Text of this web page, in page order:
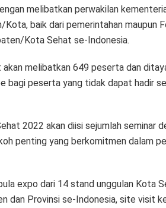
melibatkan perwakilan
Kota, baik dari pemerintahan maupun
Kota Sehat se-Indonesia.
melibatkan 649 peserta dan
bagi peserta yang tidak dapat hadir
2022 akan diisi sejumlah seminar
penting yang berkomitmen dalam
expo dari 14 stand unggulan Kota
dan Provinsi se-Indonesia, site visit